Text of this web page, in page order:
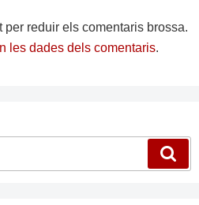
reduir els comentaris brossa.
les dades dels comentaris.